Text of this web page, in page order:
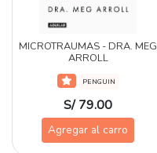
MICROTRAUMAS - DRA. MEG
ARROLL
PENGUIN
S/ 79.00
Agregar al carro